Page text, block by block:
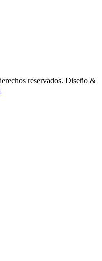
reservados. Diseño &